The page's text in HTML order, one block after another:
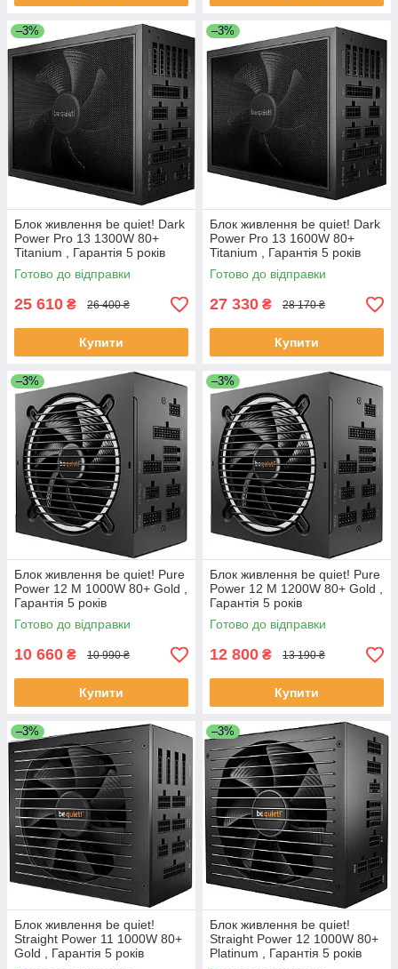
–3%
Блок живлення be quiet! Dark
Power Pro 13 1300W 80+
Titanium , Гарантія 5 років
Готово до відправки
25 610 ₴ 26 400 ₴
Купити
–3%
Блок живлення be quiet! Dark
Power Pro 13 1600W 80+
Titanium , Гарантія 5 років
Готово до відправки
27 330 ₴ 28 170 ₴
Купити
–3%
Блок живлення be quiet! Pure
Power 12 M 1000W 80+ Gold ,
Гарантія 5 років
Готово до відправки
10 660 ₴ 10 990 ₴
Купити
–3%
Блок живлення be quiet! Pure
Power 12 M 1200W 80+ Gold ,
Гарантія 5 років
Готово до відправки
12 800 ₴ 13 190 ₴
Купити
–3%
Блок живлення be quiet!
Straight Power 11 1000W 80+
Gold , Гарантія 5 років
–3%
Блок живлення be quiet!
Straight Power 12 1000W 80+
Platinum , Гарантія 5 років